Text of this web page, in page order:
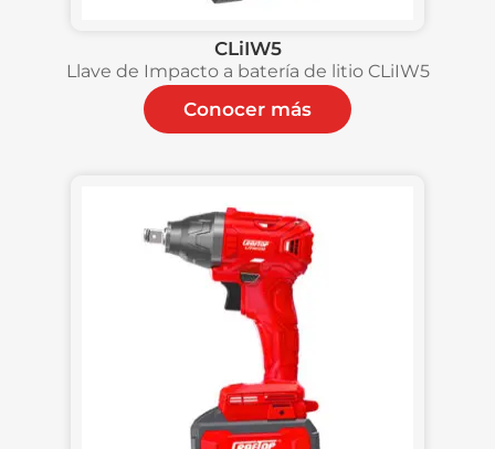
CLiIW5
Llave de Impacto a batería de litio CLiIW5
Conocer más